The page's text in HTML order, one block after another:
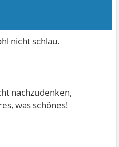
nicht schlau.
nachzudenken,
was schönes!